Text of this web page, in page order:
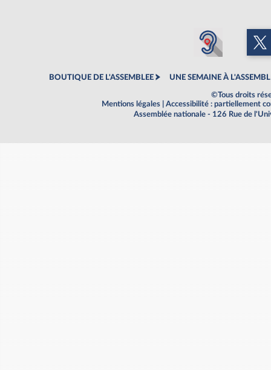
BOUTIQUE DE L'ASSEMBLEE UNE SEMAINE À
©Tous droits
Mentions légales
Accessibilité : partiellement
Assemblée nationale - 126 Rue de